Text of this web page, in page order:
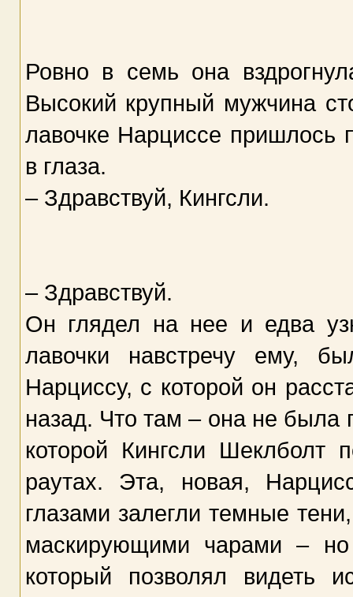
Ровно в семь она
Высокий крупный мужчина
лавочке Нарциссе пришлось
в глаза.
– Здравствуй, Кингсли.
– Здравствуй.
Он глядел на нее и едва
лавочки навстречу ему,
Нарциссу, с которой он
назад. Что там – она не
которой Кингсли Шеклболт
раутах. Эта, новая,
глазами залегли темные
маскирующими чарами –
который позволял видеть